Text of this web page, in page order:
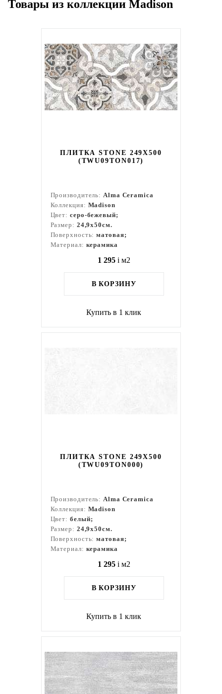
Товары из коллекции Madison
ПЛИТКА STONE 249X500
(TWU09TON017)
Производитель:Alma Ceramica
Коллекция: Madison
Цвет: серо-бежевый;
Размер: 24,9x50см.
Поверхность:матовая;
Материал: керамика
1 295 i м2
В КОРЗИНУ
Купить в 1 клик
ПЛИТКА STONE 249X500
(TWU09TON000)
Производитель:Alma Ceramica
Коллекция: Madison
Цвет: белый;
Размер: 24,9x50см.
Поверхность:матовая;
Материал: керамика
1 295 i м2
В КОРЗИНУ
Купить в 1 клик